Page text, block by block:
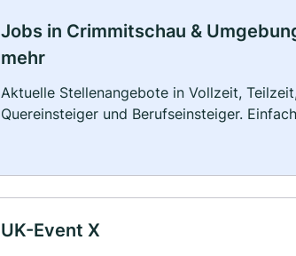
Jobs in Crimmitschau &
mehr
Aktuelle Stellenangebote in Vollzeit,
Quereinsteiger und Berufseinsteiger.
UK-Event X